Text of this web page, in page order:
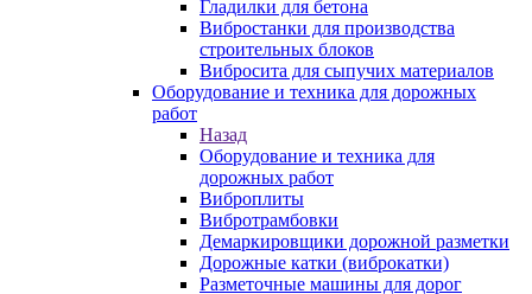
Гладилки для бетона
Вибростанки для производства
строительных блоков
Вибросита для сыпучих материалов
Оборудование и техника для дорожных
работ
Назад
Оборудование и техника для
дорожных работ
Виброплиты
Вибротрамбовки
Демаркировщики дорожной разметки
Дорожные катки (виброкатки)
Разметочные машины для дорог